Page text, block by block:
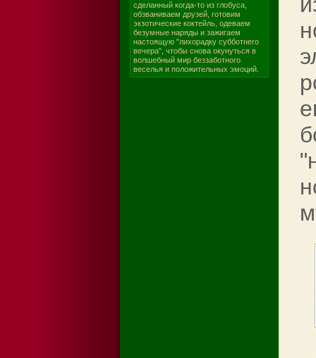
сделанный когда-то из глобуса,
обзваниваем друзей, готовим
экзотические коктейль, одеваем
безумные наряды и зажигаем
настоящую "лихорадку субботнего
вечера", чтобы снова окунуться в
волшебный мир беззаботного
веселья и положительных эмоций.